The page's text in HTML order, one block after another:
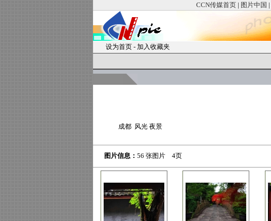
CCN传媒首页 | 图片中国 |
设为首页 - 加入收藏夹
成都 风光 夜景
图片信息： 56 张图片 4页